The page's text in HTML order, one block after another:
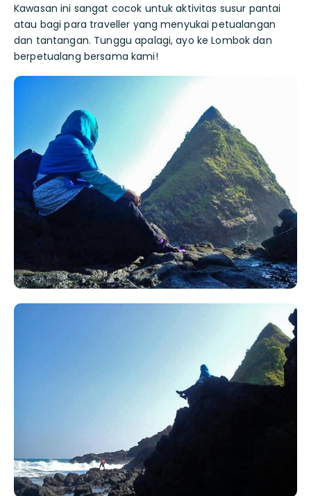
Kawasan ini sangat cocok untuk aktivitas susur pantai
atau bagi para traveller yang menyukai petualangan
dan tantangan. Tunggu apalagi, ayo ke Lombok dan
berpetualang bersama kami!